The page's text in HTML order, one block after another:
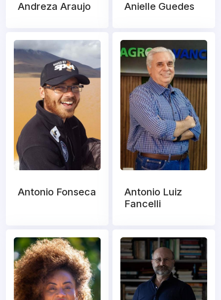
Andreza Araujo Anielle Guedes
Antonio Fonseca
Antonio Luiz
Fancelli